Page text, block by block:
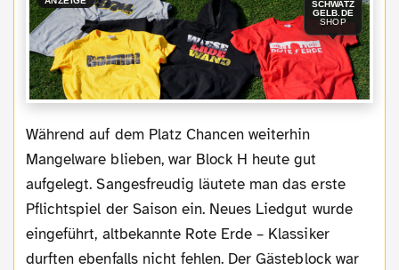
SCHWATZ
GELB.DE
SHOP
Während auf dem Platz Chancen weiterhin
Mangelware blieben, war Block H heute gut
aufgelegt. Sangesfreudig läutete man das erste
Pflichtspiel der Saison ein. Neues Liedgut wurde
eingeführt, altbekannte Rote Erde – Klassiker
durften ebenfalls nicht fehlen. Der Gästeblock war